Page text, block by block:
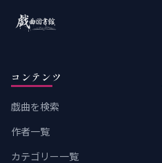
コンテンツ
戯曲を検索
作者一覧
カテゴリー一覧